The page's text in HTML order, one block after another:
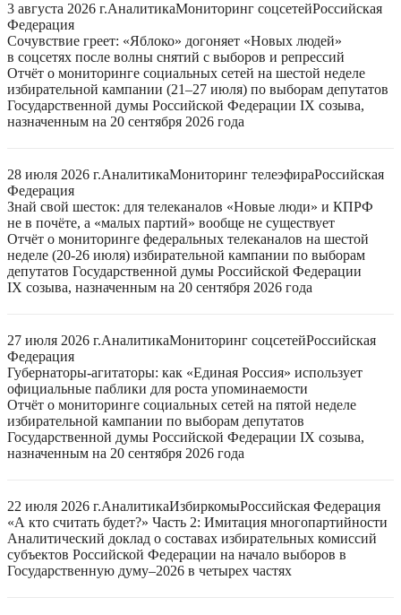
3 августа 2026 г.АналитикаМониторинг соцсетейРоссийская
Федерация
Сочувствие греет: «Яблоко» догоняет «Новых людей»
в соцсетях после волны снятий с выборов и репрессий
Отчёт о мониторинге социальных сетей на шестой неделе
избирательной кампании (21–27 июля) по выборам депутатов
Государственной думы Российской Федерации IX созыва,
назначенным на 20 сентября 2026 года
28 июля 2026 г.АналитикаМониторинг телеэфираРоссийская
Федерация
Знай свой шесток: для телеканалов «Новые люди» и КПРФ
не в почёте, а «малых партий» вообще не существует
Отчёт о мониторинге федеральных телеканалов на шестой
неделе (20-26 июля) избирательной кампании по выборам
депутатов Государственной думы Российской Федерации
IX созыва, назначенным на 20 сентября 2026 года
27 июля 2026 г.АналитикаМониторинг соцсетейРоссийская
Федерация
Губернаторы-агитаторы: как «Единая Россия» использует
официальные паблики для роста упоминаемости
Отчёт о мониторинге социальных сетей на пятой неделе
избирательной кампании по выборам депутатов
Государственной думы Российской Федерации IX созыва,
назначенным на 20 сентября 2026 года
22 июля 2026 г.АналитикаИзбиркомыРоссийская Федерация
«А кто считать будет?» Часть 2: Имитация многопартийности
Аналитический доклад о составах избирательных комиссий
субъектов Российской Федерации на начало выборов в
Государственную думу–2026 в четырех частях